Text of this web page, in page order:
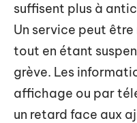
suffisent plus à
Un service peut
tout en étant
grève. Les
affichage ou par
un retard face aux